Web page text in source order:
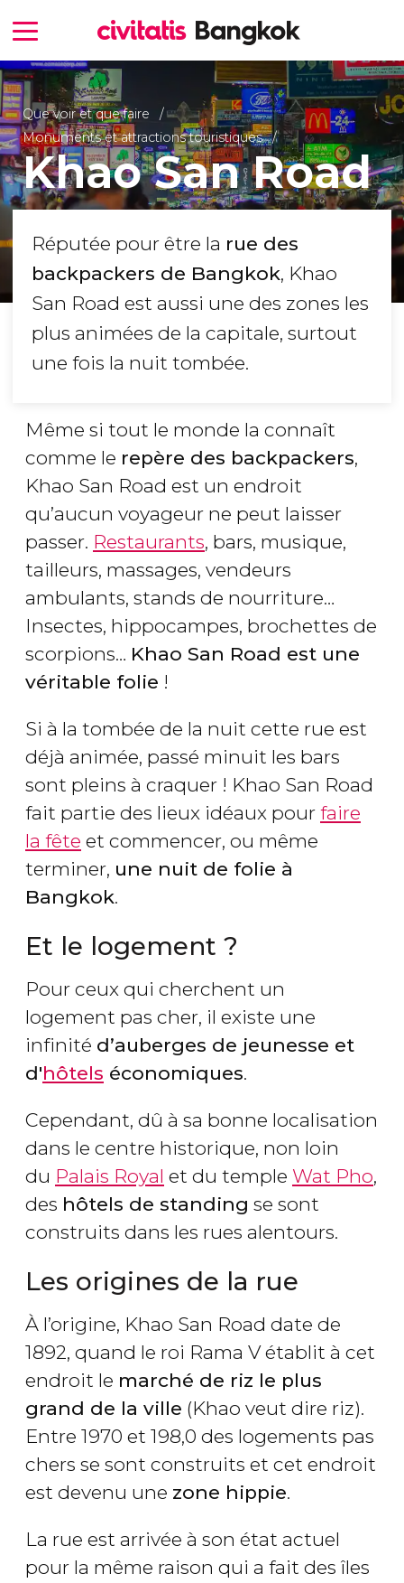
Que voir et que faire
Monuments et attractions touristiques
Khao San Road
Réputée pour être la rue des
backpackers de Bangkok, Khao
San Road est aussi une des zones les
plus animées de la capitale, surtout
une fois la nuit tombée.
Même si tout le monde la connaît
comme le repère des backpackers,
Khao San Road est un endroit
qu’aucun voyageur ne peut laisser
passer. Restaurants, bars, musique,
tailleurs, massages, vendeurs
ambulants, stands de nourriture…
Insectes, hippocampes, brochettes de
scorpions… Khao San Road est une
véritable folie !
Si à la tombée de la nuit cette rue est
déjà animée, passé minuit les bars
sont pleins à craquer ! Khao San Road
fait partie des lieux idéaux pour faire
la fête et commencer, ou même
terminer, une nuit de folie à
Bangkok.
Et le logement ?
Pour ceux qui cherchent un
logement pas cher, il existe une
infinité d’auberges de jeunesse et
d'hôtels économiques.
Cependant, dû à sa bonne localisation
dans le centre historique, non loin
du Palais Royal et du temple Wat Pho,
des hôtels de standing se sont
construits dans les rues alentours.
Les origines de la rue
À l’origine, Khao San Road date de
1892, quand le roi Rama V établit à cet
endroit le marché de riz le plus
grand de la ville (Khao veut dire riz).
Entre 1970 et 198,0 des logements pas
chers se sont construits et cet endroit
est devenu une zone hippie.
La rue est arrivée à son état actuel
pour la même raison qui a fait des îles